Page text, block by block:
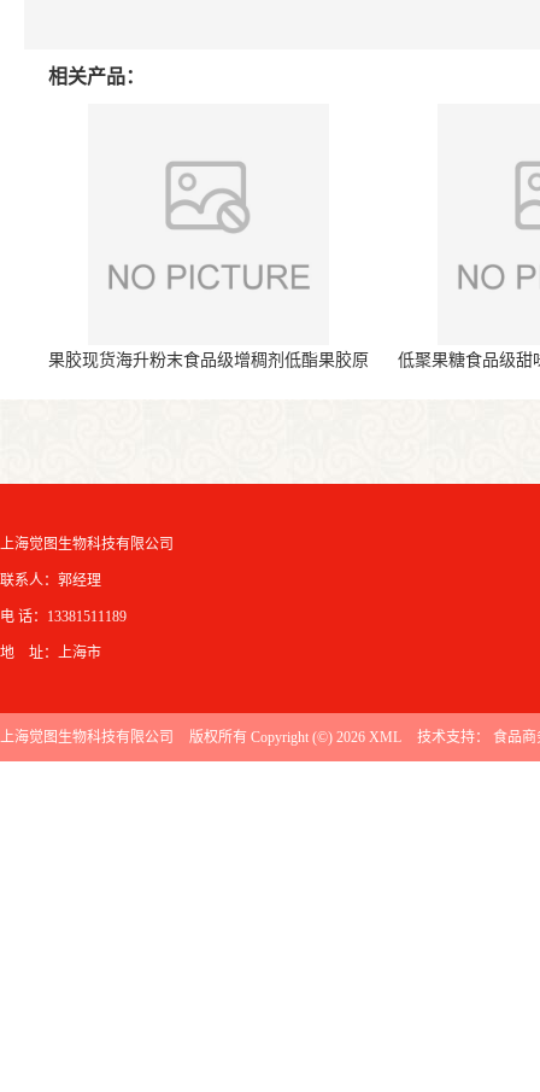
相关产品：
果胶现货海升粉末食品级增稠剂低酯果胶原
低聚果糖食品级甜
上海觉图生物科技有限公司
联系人：郭经理
电 话：13381511189
地 址：上海市
上海觉图生物科技有限公司 版权所有 Copyright (©) 2026 XML 技术支持： 食品商